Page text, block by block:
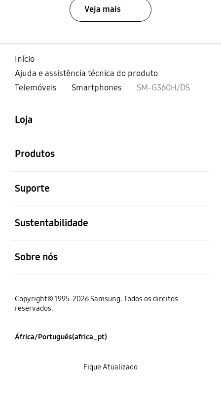
Veja mais
Início
Ajuda e assistência técnica do produto
Telemóveis
Smartphones SM-G360H/DS
Loja
Produtos
Suporte
Sustentabilidade
Sobre nós
Copyright© 1995-2026 Samsung. Todos os direitos
reservados.
África/Português(africa_pt)
Fique Atualizado